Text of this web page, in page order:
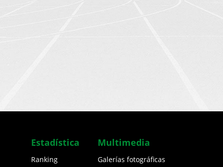
Estadística
Ranking
Multimedia
Galerías fotográficas